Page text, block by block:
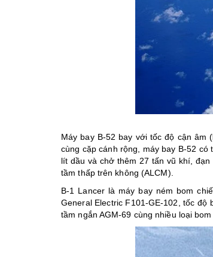
Máy bay B-52 bay với tốc độ cận âm
cùng cặp cánh rộng, máy bay B-52
lít dầu và chở thêm 27 tấn vũ khí,
tầm thấp trên không (ALCM).
B-1 Lancer là máy bay ném bom
General Electric F101-GE-102, tốc
tầm ngắn AGM-69 cùng nhiều loại bom